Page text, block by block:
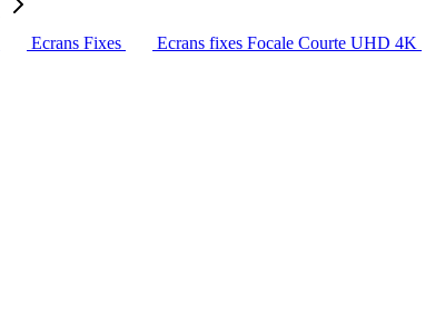
Ecrans Fixes Ecrans fixes Focale Courte UHD 4K